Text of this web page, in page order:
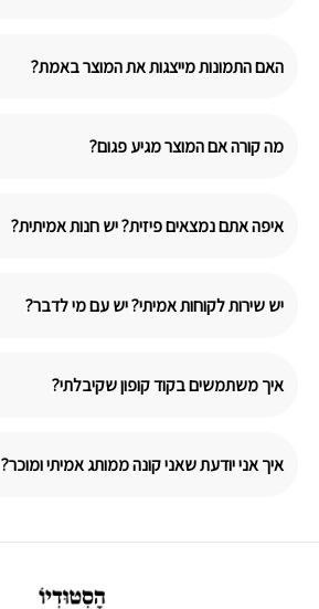
האם התמונות מייצגות את המוצר באמת?
מה קורה אם המוצר מגיע פגום?
איפה אתם נמצאים פיזית? יש חנות אמיתית?
יש שירות לקוחות אמיתי? יש עם מי לדבר?
איך משתמשים בקוד קופון שקיבלתי?
איך אני יודעת שאני קונה ממותג אמיתי ומוכר?